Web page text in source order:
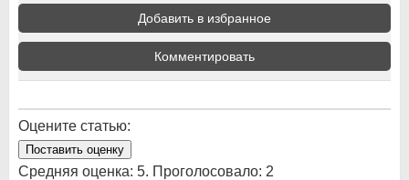
Добавить в избранное
Комментировать
Оцените статью:
Поставить оценку
Средняя оценка: 5. Проголосовало: 2